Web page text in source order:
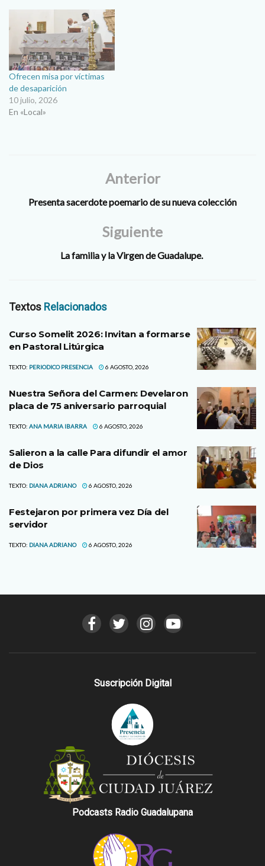
Ofrecen misa por víctimas
de desaparición
10 julio, 2026
En «Local»
Anterior
Presenta sacerdote poemario de su nueva colección
Siguiente
La familia y la Virgen de Guadalupe.
Textos Relacionados
Curso Somelit 2026: Invitan a formarse
en Pastoral Litúrgica
TEXTO: PERIODICO PRESENCIA 6 AGOSTO, 2026
Nuestra Señora del Carmen: Develaron
placa de 75 aniversario parroquial
TEXTO: ANA MARIA IBARRA 6 AGOSTO, 2026
Salieron a la calle Para difundir el amor
de Dios
TEXTO: DIANA ADRIANO 6 AGOSTO, 2026
Festejaron por primera vez Día del
servidor
TEXTO: DIANA ADRIANO 6 AGOSTO, 2026
Suscripción Digital
Podcasts Radio Guadalupana